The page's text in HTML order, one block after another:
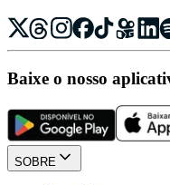
Baixe o nosso
SOBRE